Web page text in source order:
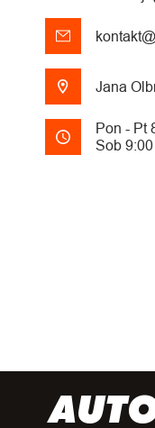
Jana
Pon - Pt
Sob
A